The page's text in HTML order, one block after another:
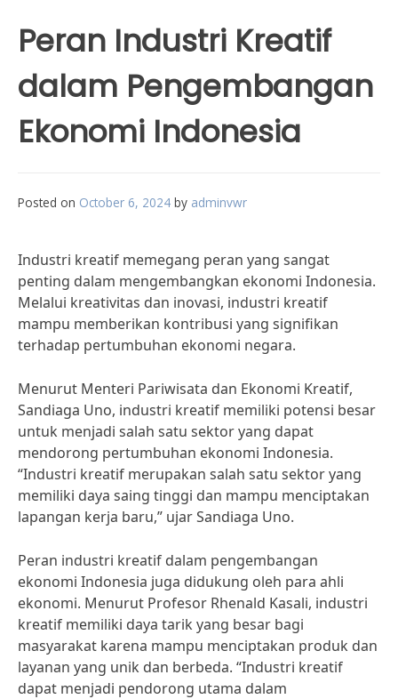
Peran Industri Kreatif
dalam Pengembangan
Ekonomi Indonesia
Posted on October 6, 2024 by adminvwr
Industri kreatif memegang peran yang sangat
penting dalam mengembangkan ekonomi Indonesia.
Melalui kreativitas dan inovasi, industri kreatif
mampu memberikan kontribusi yang signifikan
terhadap pertumbuhan ekonomi negara.
Menurut Menteri Pariwisata dan Ekonomi Kreatif,
Sandiaga Uno, industri kreatif memiliki potensi besar
untuk menjadi salah satu sektor yang dapat
mendorong pertumbuhan ekonomi Indonesia.
“Industri kreatif merupakan salah satu sektor yang
memiliki daya saing tinggi dan mampu menciptakan
lapangan kerja baru,” ujar Sandiaga Uno.
Peran industri kreatif dalam pengembangan
ekonomi Indonesia juga didukung oleh para ahli
ekonomi. Menurut Profesor Rhenald Kasali, industri
kreatif memiliki daya tarik yang besar bagi
masyarakat karena mampu menciptakan produk dan
layanan yang unik dan berbeda. “Industri kreatif
dapat menjadi pendorong utama dalam